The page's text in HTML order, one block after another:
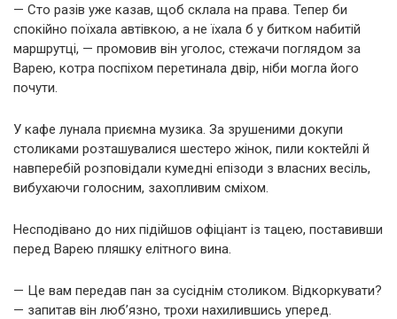
— Сто разів уже казав, щоб склала на права. Тепер би
спокійно поїхала автівкою, а не їхала б у битком набитій
маршрутці, — промовив він уголос, стежачи поглядом за
Варею, котра поспіхом перетинала двір, ніби могла його
почути.
У кафе лунала приємна музика. За зрушеними докупи
столиками розташувалися шестеро жінок, пили коктейлі й
навперебій розповідали кумедні епізоди з власних весіль,
вибухаючи голосним, захопливим сміхом.
Несподівано до них підійшов офіціант із тацею, поставивши
перед Варею пляшку елітного вина.
— Це вам передав пан за сусіднім столиком. Відкоркувати?
— запитав він люб’язно, трохи нахилившись уперед.